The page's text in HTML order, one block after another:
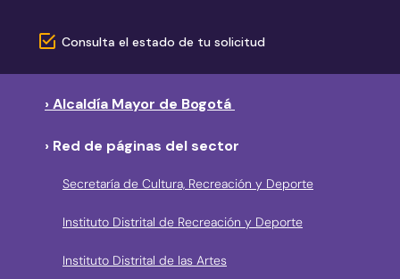
Consulta el estado de tu solicitud
› Alcaldía Mayor de Bogotá
› Red de páginas del sector
Secretaría de Cultura, Recreación y Deporte
Instituto Distrital de Recreación y Deporte
Instituto Distrital de las Artes